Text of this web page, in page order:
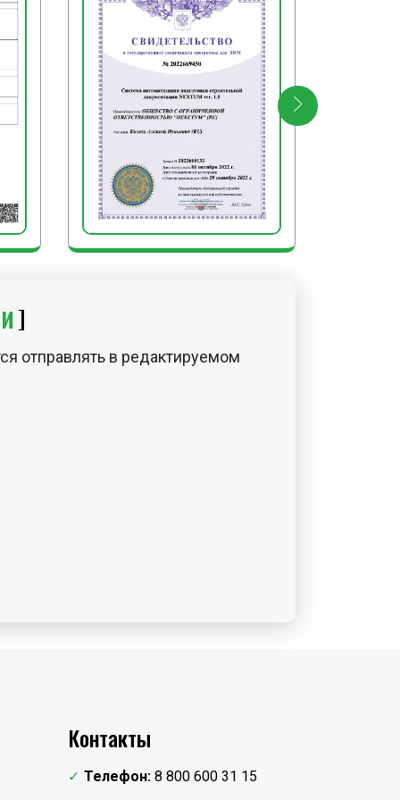
отправлять в редактируемом
Контакты
Телефон: 8 800 600 31 15